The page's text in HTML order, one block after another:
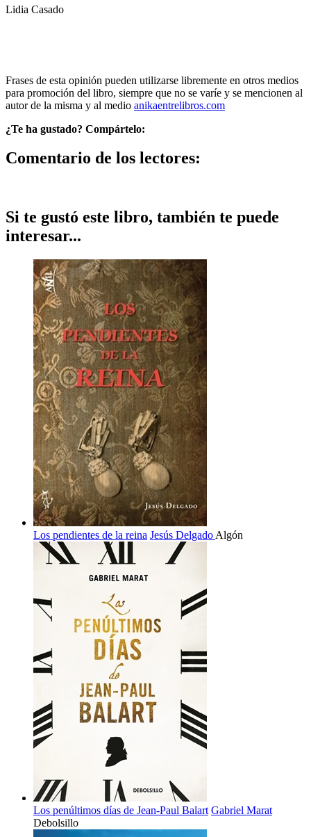
Lidia Casado
Frases de esta opinión pueden utilizarse libremente en otros medios
para promoción del libro, siempre que no se varíe y se mencionen al
autor de la misma y al medio anikaentrelibros.com
¿Te ha gustado? Compártelo:
Comentario de los lectores:
Si te gustó este libro, también te puede
interesar...
Los pendientes de la reina Jesús Delgado Algón
Los penúltimos días de Jean-Paul Balart Gabriel Marat
Debolsillo